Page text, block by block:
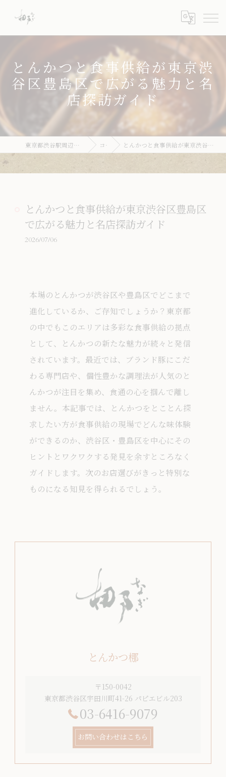
とんかつと食事供給が東京渋
谷区豊島区で広がる魅力と名
店探訪ガイド
東京都渋谷駅周辺のとんかつならとんかつ 梛 コラム とんかつと食事供給が東京渋谷区豊島区で広がる魅力と名店探訪ガイド
とんかつと食事供給が東京渋谷区豊島区
で広がる魅力と名店探訪ガイド
2026/07/06
本場のとんかつが渋谷区や豊島区でどこまで
進化しているか、ご存知でしょうか？東京都
の中でもこのエリアは多彩な食事供給の拠点
として、とんかつの新たな魅力が続々と発信
されています。最近では、ブランド豚にこだ
わる専門店や、個性豊かな調理法が人気のと
んかつが注目を集め、食通の心を掴んで離し
ません。本記事では、とんかつをとことん探
求したい方が食事供給の現場でどんな味体験
ができるのか、渋谷区・豊島区を中心にその
ヒントとワクワクする発見を余すところなく
ガイドします。次のお店選びがきっと特別な
ものになる知見を得られるでしょう。
とんかつ梛
〒150-0042
東京都渋谷区宇田川町41-26 パピエビル203
03-6416-9079
お問い合わせはこちら